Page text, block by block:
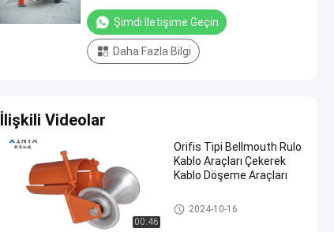
ekipmanları için
Şimdi Iletişime Geçin
Daha Fazla Bilgi
İlişkili Videolar
00:46
Orifis Tipi Bellmouth Rulo
Kablo Araçları Çekerek
Kablo Döşeme Araçları
Kablo Çekme Aletleri
2024-10-16